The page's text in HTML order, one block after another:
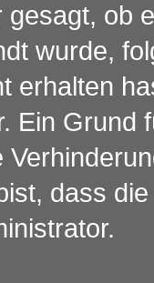
ob
wurde,
erhalten
Ein Grund
dass